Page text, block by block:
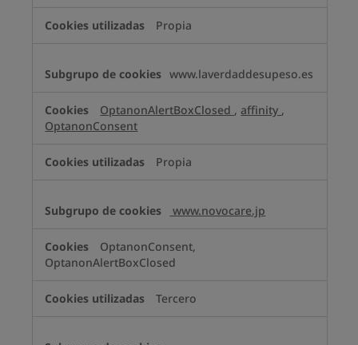
Propia
www.laverdaddesupeso.es
OptanonAlertBoxClosed , affinity ,
OptanonConsent
Propia
www.novocare.jp
OptanonConsent,
OptanonAlertBoxClosed
Tercero